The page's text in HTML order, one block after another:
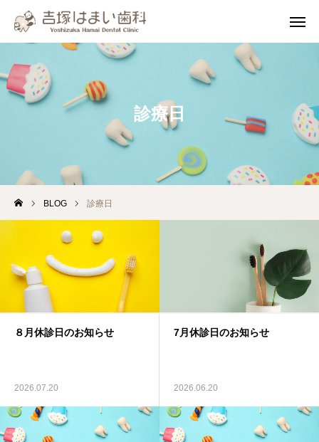
診療日
BLOG 診療日
８月休診日のお知らせ
2026.07.20
7月休診日のお知らせ
2026.06.20
WEB予約
診療案内 アクセス
微信咨询 中文
English
当院について
アクセス・診療時間
診療案内
ブログ